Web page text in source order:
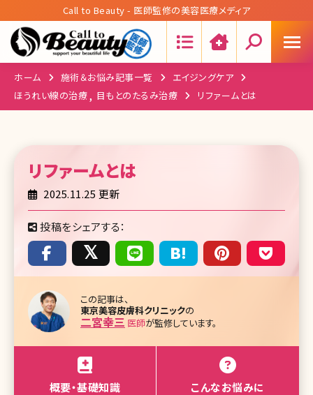
Call to Beauty - 医師監修の美容医療メディア
ホーム 施術＆お悩み記事一覧
エイジングケア
ほうれい線の治療
目もとのたるみ治療 リファームとは
リファームとは
2025.11.25 更新
投稿をシェアする：
この記事は、
東京美容皮膚科クリニックの
二宮幸三 医師が監修しています。
概要・基礎知識 こんなお悩みに